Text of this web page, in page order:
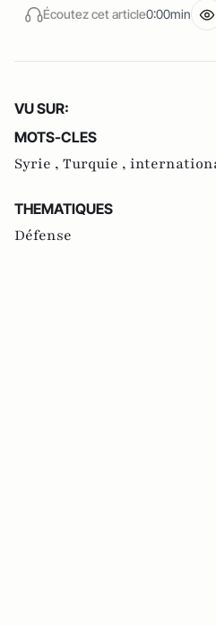
Écoutez cet article0:00min
VU SUR:
MOTS-CLES
Syrie , Turquie ,
THEMATIQUES
Défense